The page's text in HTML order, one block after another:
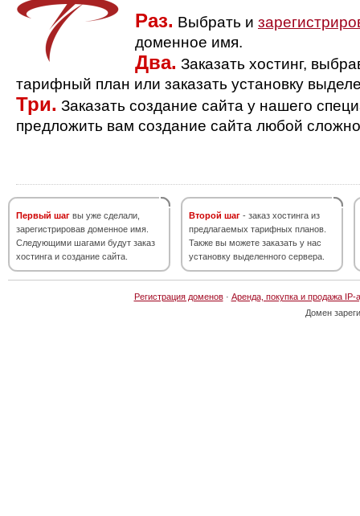
Раз. Выбрать и
доменное имя.
Два. Заказать хостинг,
тарифный план или заказать установку
Три. Заказать создание сайта у нашего
предложить вам создание сайта любой
Первый шаг вы уже сделали,
зарегистрировав доменное имя.
Следующими шагами будут заказ
хостинга и создание сайта.
Второй шаг - заказ хостинга из
предлагаемых тарифных планов.
Также вы можете заказать у нас
установку выделенного сервера.
Регистрация доменов· Аренда, покупка и продажа IP-
Домен